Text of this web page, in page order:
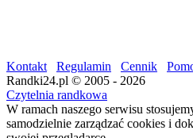
Kontakt Regulamin Cennik
Randki24.pl © 2005 - 2026
Czytelnia randkowa
W ramach naszego serwisu
samodzielnie zarządzać cookies i